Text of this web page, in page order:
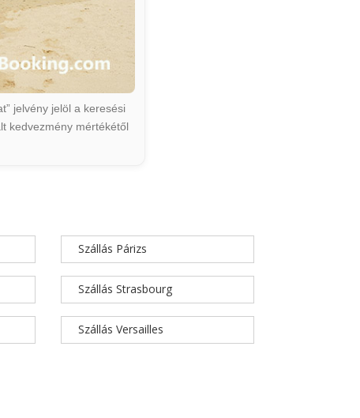
jelvény jelöl a keresési
kedvezmény mértékétől
Szállás Párizs
Szállás Strasbourg
Szállás Versailles